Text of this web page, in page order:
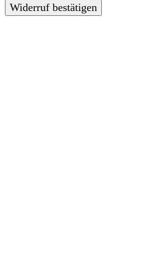
Widerruf bestätigen